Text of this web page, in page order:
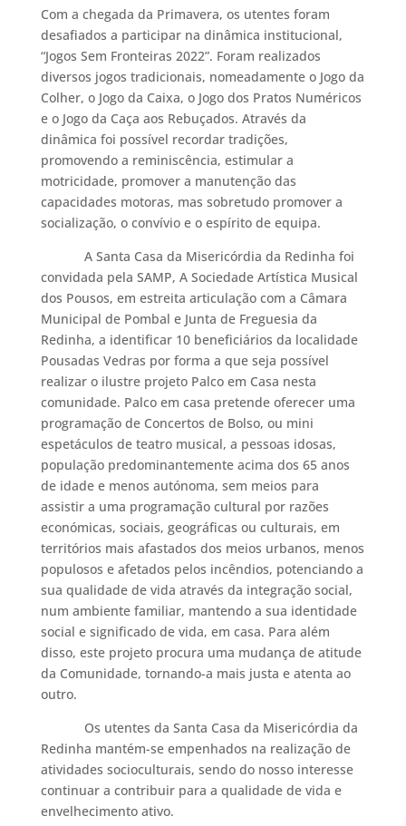
Com a chegada da Primavera, os utentes foram
desafiados a participar na dinâmica institucional,
“Jogos Sem Fronteiras 2022”. Foram realizados
diversos jogos tradicionais, nomeadamente o Jogo da
Colher, o Jogo da Caixa, o Jogo dos Pratos Numéricos
e o Jogo da Caça aos Rebuçados. Através da
dinâmica foi possível recordar tradições,
promovendo a reminiscência, estimular a
motricidade, promover a manutenção das
capacidades motoras, mas sobretudo promover a
socialização, o convívio e o espírito de equipa.
A Santa Casa da Misericórdia da Redinha foi
convidada pela SAMP, A Sociedade Artística Musical
dos Pousos, em estreita articulação com a Câmara
Municipal de Pombal e Junta de Freguesia da
Redinha, a identificar 10 beneficiários da localidade
Pousadas Vedras por forma a que seja possível
realizar o ilustre projeto Palco em Casa nesta
comunidade. Palco em casa pretende oferecer uma
programação de Concertos de Bolso, ou mini
espetáculos de teatro musical, a pessoas idosas,
população predominantemente acima dos 65 anos
de idade e menos autónoma, sem meios para
assistir a uma programação cultural por razões
económicas, sociais, geográficas ou culturais, em
territórios mais afastados dos meios urbanos, menos
populosos e afetados pelos incêndios, potenciando a
sua qualidade de vida através da integração social,
num ambiente familiar, mantendo a sua identidade
social e significado de vida, em casa. Para além
disso, este projeto procura uma mudança de atitude
da Comunidade, tornando-a mais justa e atenta ao
outro.
Os utentes da Santa Casa da Misericórdia da
Redinha mantém-se empenhados na realização de
atividades socioculturais, sendo do nosso interesse
continuar a contribuir para a qualidade de vida e
envelhecimento ativo.